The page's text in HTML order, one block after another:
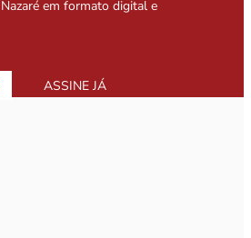
em formato digital e
ASSINE JÁ